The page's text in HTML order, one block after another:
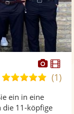
5,0(1)
ein in eine
die 11-köpfige